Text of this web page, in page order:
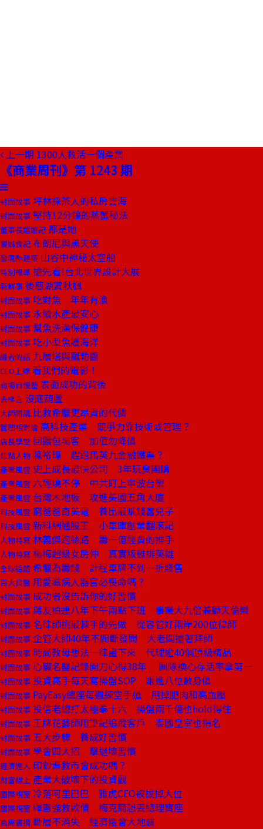
上一期 1300人救活一個產業
《商業周刊》第 1243 期
封面故事 坪林採茶人的私房雲海
封面故事 堅持12分鐘的蒸蟹秘法
董事長嬉遊記 都是她
饕姊食記 布朗尼與黑天使
發現酷建築 山谷中神秘太空船
特別報導 搶先看!台北世界設計大展
新鮮事 後慈湖賞秋楓
封面故事 吃對魚 年年有漁
封面故事 永續水產最安心
封面故事 幫魚洗澡保健康
封面故事 吃小型魚護海洋
編者的話 九層塔與羅勒醬
CEO上線 看我們的電影！
商場自慢塾 表面成功的背後
去梯言 沒底葫蘆
大師開講 比救希臘更昂貴的代價
管理相對論 高科技產業 競爭力靠技術或管理？
店長學堂 回饋包場客 加值勿降價
焦點人物 陳裕璋 趕跑馬英九金融鐵票？
產業風雲 史上成長最快公司 3年玩臭團購
產業風雲 六輕燒不停 中共盯上寧波台塑
產業風雲 台灣木地板 攻進美國五角大廈
科技風雲 窮爸爸奇美電 養出最賺錢富兒子
科技風雲 新科網通股王 小車庫創業翻滾記
人物特寫 林義傑跑絲路 籌一億經費的推手
人物特寫 楊梅超級女房仲 真實版雞排英雄
全球話題 希臘為籌錢 計程車牌不到一折賤售
百大良醫 用愛滋病人器官必喪命嗎？
封面故事 成功者沒告訴你的好習慣
封面故事 蔣友柏連八年下午兩點下班 事業大九倍兼顧天倫樂
封面故事 名律師挑最棘手的先做 從容管好兩岸200位律師
封面故事 企管大師40年不間斷發問 大老闆搶著拜師
封面故事 時尚教母想法一律畫下來 代理逾40個頂級精品
封面故事 心臟名醫記錄開刀心得38年 團隊換心存活率拿第一
封面故事 投資高手每天寫操盤SOP 賺進八位數身價
封面故事 PayEasy總座每週練空手道 甩掉肥肉和高血壓
封面故事 投信老總打太極拳十六 操盤兩千億也hold得住
封面故事 王牌花藝師用筆記追蹤客戶 泰國皇室也指名
封面故事 五大步驟 養成好習慣
封面故事 學會四大招 擊退壞習慣
經濟達人 印鈔票救市會成功嗎？
財富線上 產業大破壞下的投資觀
國際視窗 冷落阿里巴巴 雅虎CEO被拔掉大位
國際視窗 釋憲強救歐債 梅克爾恐丟總理寶座
商周書摘 斷層不消失 經濟還會大地震